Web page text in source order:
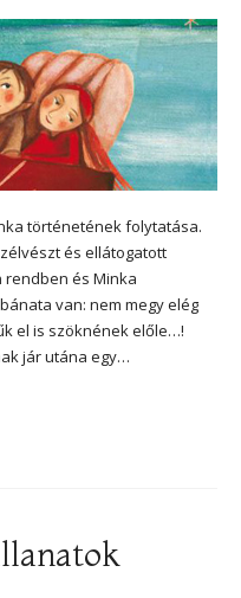
történetének folytatása.
és ellátogatott
rendben és Minka
van: nem megy elég
el is szöknének előle…!
jár utána egy…